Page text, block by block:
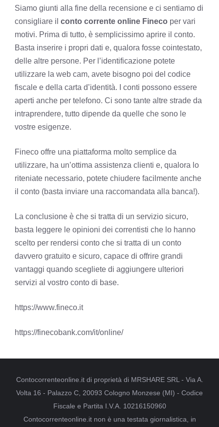
Siamo giunti alla fine della recensione e ci sentiamo di
consigliare il conto corrente online Fineco per vari
motivi. Prima di tutto, è semplicissimo aprire il conto.
Basta inserire i propri dati e, qualora fosse cointestato,
delle altre persone. Per l’identificazione potete
utilizzare la web cam, avete bisogno poi del codice
fiscale e della carta d’identità. I conti possono essere
aperti anche per telefono. Ci sono tante altre strade da
intraprendere, tutto dipende da quelle che sono le
vostre esigenze.
Fineco offre una piattaforma molto semplice da
utilizzare, ha un’ottima assistenza clienti e, qualora lo
riteniate necessario, potete chiudere facilmente anche
il conto (basta inviare una raccomandata alla banca!).
La conclusione è che si tratta di un servizio sicuro,
basta leggere le opinioni dei correntisti che lo hanno
scelto per rendersi conto che si tratta di un conto
davvero gratuito e sicuro, capace di offrire grandi
vantaggi quando scegliete di aggiungere ulteriori
servizi al vostro conto di base.
https://www.fineco.it
https://finecobank.com/it/online/
Contocorrenteonline.it di proprietà di MRSHARE SRL - Via A.
Volta 16 - Palazzo C, 20093 Cologno Monzese (MI) - Codice
Fiscale e Partita I.V.A. 10216150960
Contocorrenteonline.it non è una testata giornalistica, in